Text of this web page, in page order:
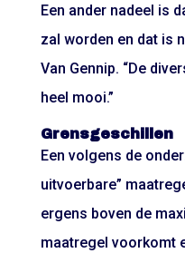
Een ander nadeel is
zal worden en dat is
Van Gennip. “De
heel mooi.”
Grensgeschillen
Een volgens de
uitvoerbare”
ergens boven de
maatregel voorkomt